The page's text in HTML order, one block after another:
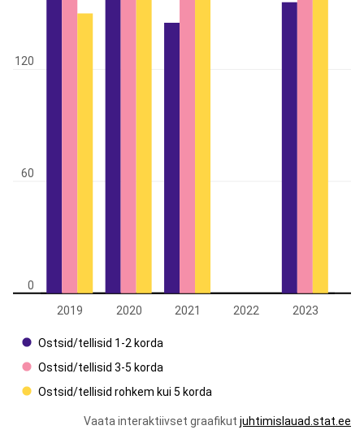
2019 2020 2021 2022 2023
0
60
120
Ostsid/tellisid 1-2 korda
Ostsid/tellisid 3-5 korda
Ostsid/tellisid rohkem kui 5 korda
Vaata interaktiivset graafikut juhtimislauad.stat.ee